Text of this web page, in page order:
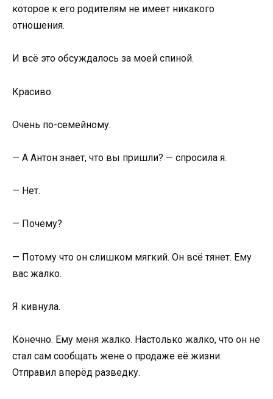
которое к его родителям не имеет никакого
отношения.
И всё это обсуждалось за моей спиной.
Красиво.
Очень по-семейному.
— А Антон знает, что вы пришли? — спросила я.
— Нет.
— Почему?
— Потому что он слишком мягкий. Он всё тянет. Ему
вас жалко.
Я кивнула.
Конечно. Ему меня жалко. Настолько жалко, что он не
стал сам сообщать жене о продаже её жизни.
Отправил вперёд разведку.